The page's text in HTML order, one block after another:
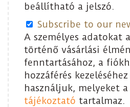
beállítható a jelszó.
Subscribe to our
A személyes adatokat
történő vásárlási
fenntartásához, a
hozzáférés
használjuk, melyeket a
tájékoztató tartalmaz.